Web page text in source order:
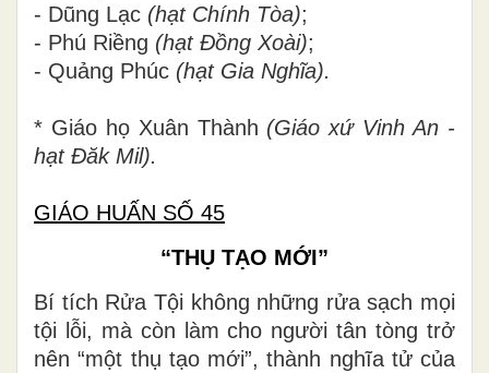
- Dũng Lạc (hạt Chính Tòa);
- Phú Riềng (hạt Đồng Xoài);
- Quảng Phúc (hạt Gia Nghĩa).
* Giáo họ Xuân Thành (Giáo xứ Vinh An -
hạt Đăk Mil).
GIÁO HUẤN SỐ 45
“THỤ TẠO MỚI”
Bí tích Rửa Tội không những rửa sạch mọi
tội lỗi, mà còn làm cho người tân tòng trở
nên “một thụ tạo mới”, thành nghĩa tử của